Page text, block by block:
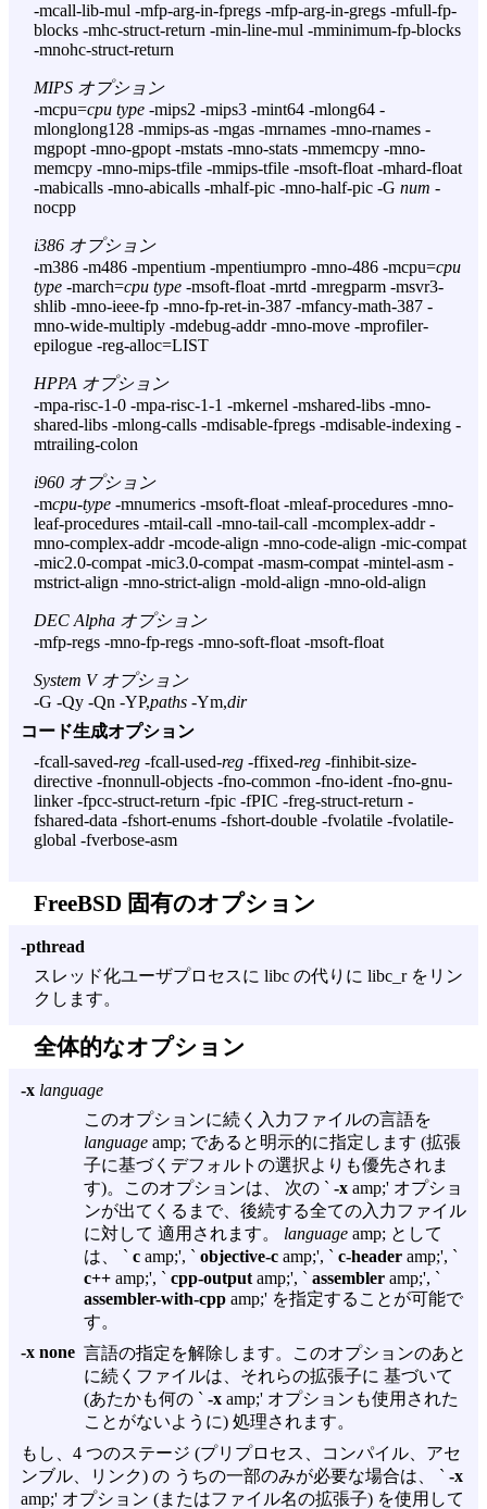
-mcall-lib-mul -mfp-arg-in-fpregs -mfp-arg-in-gregs -mfull-fp-
blocks -mhc-struct-return -min-line-mul -mminimum-fp-blocks
-mnohc-struct-return
MIPS オプション
-mcpu=cpu type -mips2 -mips3 -mint64 -mlong64 -
mlonglong128 -mmips-as -mgas -mrnames -mno-rnames -
mgpopt -mno-gpopt -mstats -mno-stats -mmemcpy -mno-
memcpy -mno-mips-tfile -mmips-tfile -msoft-float -mhard-float
-mabicalls -mno-abicalls -mhalf-pic -mno-half-pic -G num -
nocpp
i386 オプション
-m386 -m486 -mpentium -mpentiumpro -mno-486 -mcpu=cpu
type -march=cpu type -msoft-float -mrtd -mregparm -msvr3-
shlib -mno-ieee-fp -mno-fp-ret-in-387 -mfancy-math-387 -
mno-wide-multiply -mdebug-addr -mno-move -mprofiler-
epilogue -reg-alloc=LIST
HPPA オプション
-mpa-risc-1-0 -mpa-risc-1-1 -mkernel -mshared-libs -mno-
shared-libs -mlong-calls -mdisable-fpregs -mdisable-indexing -
mtrailing-colon
i960 オプション
-mcpu-type -mnumerics -msoft-float -mleaf-procedures -mno-
leaf-procedures -mtail-call -mno-tail-call -mcomplex-addr -
mno-complex-addr -mcode-align -mno-code-align -mic-compat
-mic2.0-compat -mic3.0-compat -masm-compat -mintel-asm -
mstrict-align -mno-strict-align -mold-align -mno-old-align
DEC Alpha オプション
-mfp-regs -mno-fp-regs -mno-soft-float -msoft-float
System V オプション
-G -Qy -Qn -YP,paths -Ym,dir
コード生成オプション
-fcall-saved-reg -fcall-used-reg -ffixed-reg -finhibit-size-
directive -fnonnull-objects -fno-common -fno-ident -fno-gnu-
linker -fpcc-struct-return -fpic -fPIC -freg-struct-return -
fshared-data -fshort-enums -fshort-double -fvolatile -fvolatile-
global -fverbose-asm
FreeBSD 固有のオプション
-pthread
スレッド化ユーザプロセスに libc の代りに libc_r をリン
クします。
全体的なオプション
-x language
このオプションに続く入力ファイルの言語を
language amp; であると明示的に指定します (拡張
子に基づくデフォルトの選択よりも優先されま
す)。このオプションは、 次の ` -x amp;' オプショ
ンが出てくるまで、後続する全ての入力ファイル
に対して 適用されます。 language amp; として
は、 ` c amp;', ` objective-c amp;', ` c-header amp;', `
c++ amp;', ` cpp-output amp;', ` assembler amp;', `
assembler-with-cpp amp;' を指定することが可能で
す。
-x none 言語の指定を解除します。このオプションのあと
に続くファイルは、それらの拡張子に 基づいて
(あたかも何の ` -x amp;' オプションも使用された
ことがないように) 処理されます。
もし、4 つのステージ (プリプロセス、コンパイル、アセ
ンブル、リンク) の うちの一部のみが必要な場合は、 ` -x
amp;' オプション (またはファイル名の拡張子) を使用して